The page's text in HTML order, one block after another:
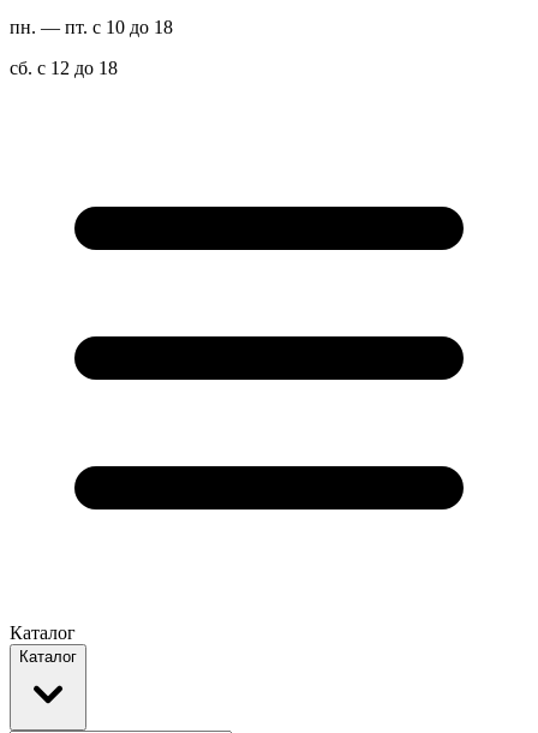
пн. — пт. с 10 до 18
сб. с 12 до 18
Каталог
Каталог